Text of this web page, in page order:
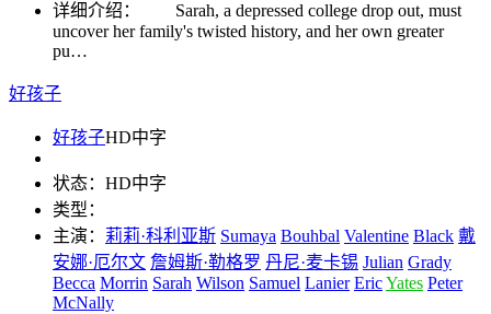
详细介绍：
Sarah, a depressed college drop out, must
uncover her family's twisted history, and her own greater
pu…
好孩子
好孩子HD中字
状态： HD中字
类型：
主演： 莉莉·科利亚斯 Sumaya Bouhbal Valentine Black 戴
安娜·厄尔文 詹姆斯·勒格罗 丹尼·麦卡锡 Julian Grady
Becca Morrin Sarah Wilson Samuel Lanier EricYates Peter
McNally